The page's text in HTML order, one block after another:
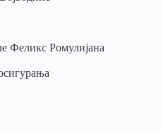
Феликс Ромулијана